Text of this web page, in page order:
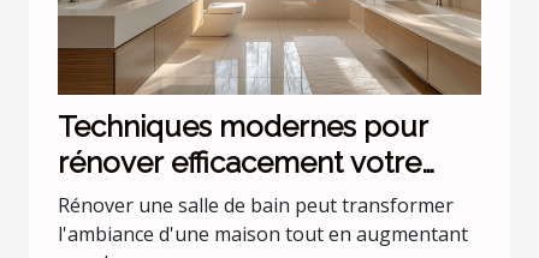
Techniques modernes pour
rénover efficacement votre
salle de bain
Rénover une salle de bain peut transformer
l'ambiance d'une maison tout en augmentant